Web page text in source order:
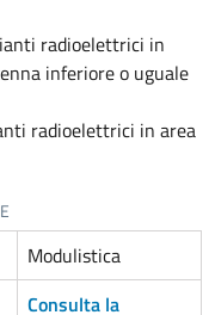
radioelettrici in
inferiore o uguale
radioelettrici in area
Modulistica
Consulta la